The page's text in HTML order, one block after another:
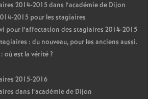
2014-2015 dans l’académie de Dijon
2015 pour les stagiaires
pour l’affectation des stagiaires 2014-2015
: du nouveau, pour les anciens aussi.
où est la vérité?
2015-2016
dans l’académie de Dijon